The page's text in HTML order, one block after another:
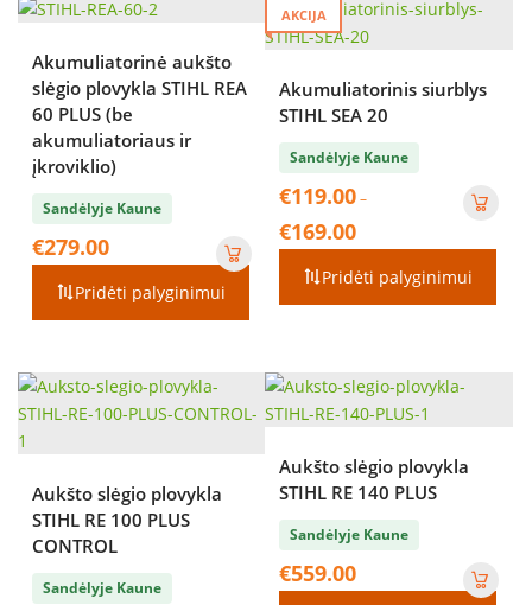
Akumuliatorinė aukšto
slėgio plovykla STIHL REA
60 PLUS (be
akumuliatoriaus ir
įkroviklio)
Sandėlyje Kaune
€279.00
Pridėti palyginimui
AKCIJA
Akumuliatorinis siurblys
STIHL SEA 20
Sandėlyje Kaune
€119.00–
€169.00Price
range:
€119.00
Pridėti palyginimui
Aukšto slėgio plovykla
STIHL RE 100 PLUS
CONTROL
Sandėlyje Kaune
Aukšto slėgio plovykla
STIHL RE 140 PLUS
Sandėlyje Kaune
€559.00